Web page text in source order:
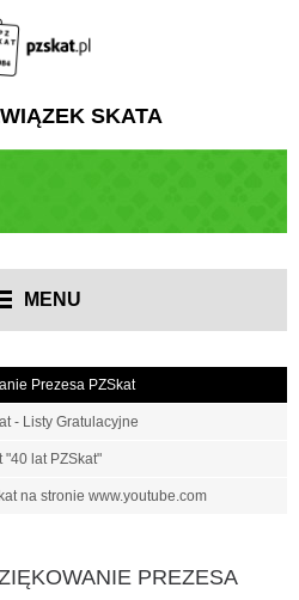
SKATA
MENU
Prezesa PZSkat
- Listy Gratulacyjne
"40 lat PZSkat"
na stronie www.youtube.com
PREZESA